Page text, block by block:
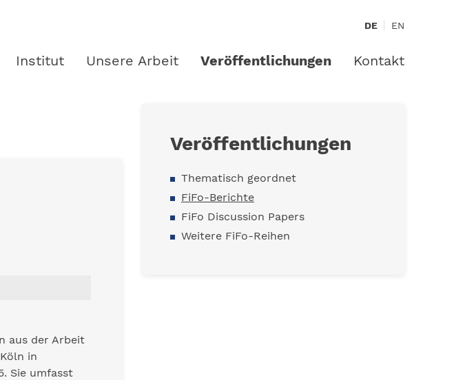
DE EN
Institut Unsere Arbeit Veröffentlichungen Kontakt
aus der Arbeit
in
Sie umfasst
Veröffentlichungen
Thematisch geordnet
FiFo-Berichte
FiFo Discussion Papers
Weitere FiFo-Reihen